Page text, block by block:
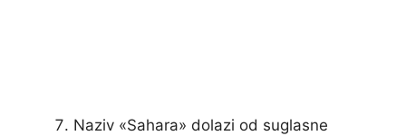
Naziv «Sahara» dolazi od suglasne